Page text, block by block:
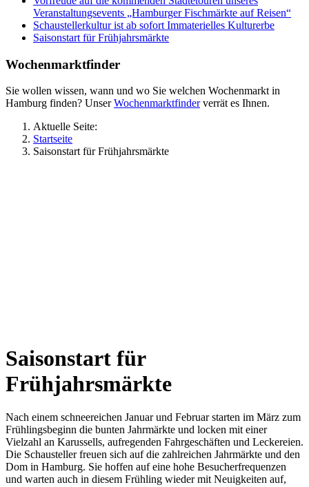
Veranstaltungsevents „Hamburger Fischmärkte auf Reisen“
Schaustellerkultur ist ab sofort Immaterielles Kulturerbe
Saisonstart für Frühjahrsmärkte
Wochenmarktfinder
Sie wollen wissen, wann und wo Sie welchen Wochenmarkt in
Hamburg finden? UnserWochenmarktfinderverrät es Ihnen.
Aktuelle Seite:
Startseite
Saisonstart für Frühjahrsmärkte
Saisonstart für
Frühjahrsmärkte
Nach einem schneereichen Januar und Februar starten im März zum
Frühlingsbeginn die bunten Jahrmärkte und locken mit einer
Vielzahl an Karussells, aufregenden Fahrgeschäften und Leckereien.
Die Schausteller freuen sich auf die zahlreichen Jahrmärkte und den
Dom in Hamburg. Sie hoffen auf eine hohe Besucherfrequenzen
und warten auch in diesem Frühling wieder mit Neuigkeiten auf,